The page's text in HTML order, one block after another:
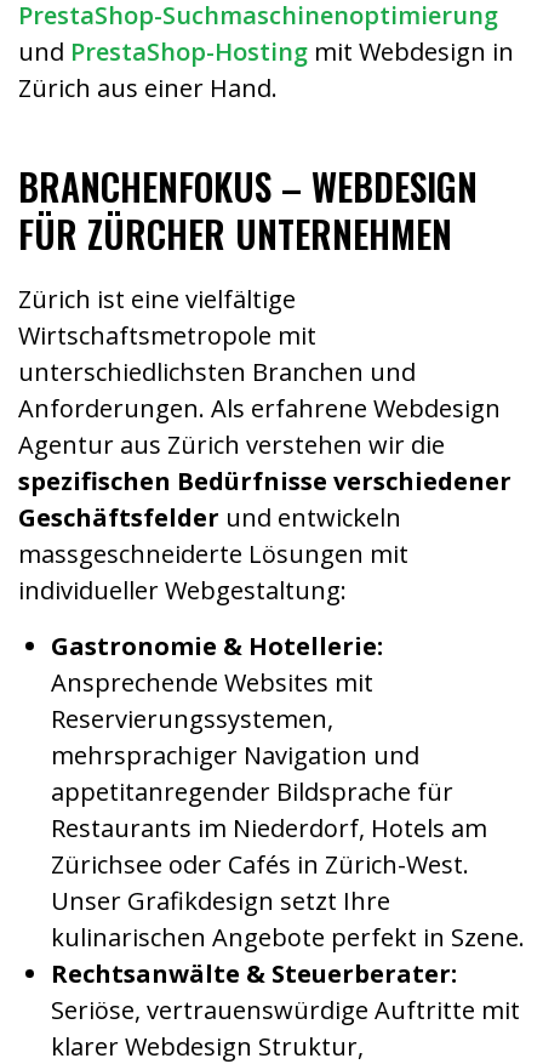
PrestaShop-Suchmaschinenoptimierung
und PrestaShop-Hosting mit Webdesign in
Zürich aus einer Hand.
BRANCHENFOKUS – WEBDESIGN
FÜR ZÜRCHER UNTERNEHMEN
Zürich ist eine vielfältige
Wirtschaftsmetropole mit
unterschiedlichsten Branchen und
Anforderungen. Als erfahrene Webdesign
Agentur aus Zürich verstehen wir die
spezifischen Bedürfnisse verschiedener
Geschäftsfelder und entwickeln
massgeschneiderte Lösungen mit
individueller Webgestaltung:
Gastronomie & Hotellerie:
Ansprechende Websites mit
Reservierungssystemen,
mehrsprachiger Navigation und
appetitanregender Bildsprache für
Restaurants im Niederdorf, Hotels am
Zürichsee oder Cafés in Zürich-West.
Unser Grafikdesign setzt Ihre
kulinarischen Angebote perfekt in Szene.
Rechtsanwälte & Steuerberater:
Seriöse, vertrauenswürdige Auftritte mit
klarer Webdesign Struktur,